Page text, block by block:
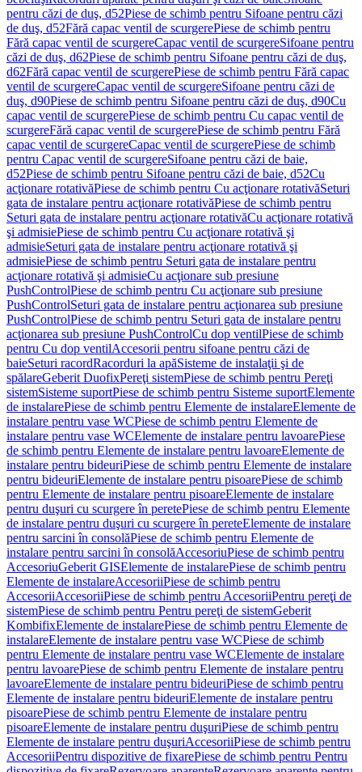
pentru căzi de duş, d52Piese de schimb pentru Sifoane pentru căzi
de duş, d52Fără capac ventil de scurgerePiese de schimb pentru
Fără capac ventil de scurgereCapac ventil de scurgereSifoane pentru
căzi de duş, d62Piese de schimb pentru Sifoane pentru căzi de duş,
d62Fără capac ventil de scurgerePiese de schimb pentru Fără capac
ventil de scurgereCapac ventil de scurgereSifoane pentru căzi de
duş, d90Piese de schimb pentru Sifoane pentru căzi de duş, d90Cu
capac ventil de scurgerePiese de schimb pentru Cu capac ventil de
scurgereFără capac ventil de scurgerePiese de schimb pentru Fără
capac ventil de scurgereCapac ventil de scurgerePiese de schimb
pentru Capac ventil de scurgereSifoane pentru căzi de baie,
d52Piese de schimb pentru Sifoane pentru căzi de baie, d52Cu
acţionare rotativăPiese de schimb pentru Cu acţionare rotativăSeturi
gata de instalare pentru acţionare rotativăPiese de schimb pentru
Seturi gata de instalare pentru acţionare rotativăCu acţionare rotativă
şi admisiePiese de schimb pentru Cu acţionare rotativă şi
admisieSeturi gata de instalare pentru acţionare rotativă şi
admisiePiese de schimb pentru Seturi gata de instalare pentru
acţionare rotativă şi admisieCu acţionare sub presiune
PushControlPiese de schimb pentru Cu acţionare sub presiune
PushControlSeturi gata de instalare pentru acţionarea sub presiune
PushControlPiese de schimb pentru Seturi gata de instalare pentru
acţionarea sub presiune PushControlCu dop ventilPiese de schimb
pentru Cu dop ventilAccesorii pentru sifoane pentru căzi de
baieSeturi racordRacorduri la apăSisteme de instalaţii şi de
spălareGeberit DuofixPereţi sistemPiese de schimb pentru Pereţi
sistemSisteme suportPiese de schimb pentru Sisteme suportElemente
de instalarePiese de schimb pentru Elemente de instalareElemente de
instalare pentru vase WCPiese de schimb pentru Elemente de
instalare pentru vase WCElemente de instalare pentru lavoarePiese
de schimb pentru Elemente de instalare pentru lavoareElemente de
instalare pentru bideuriPiese de schimb pentru Elemente de instalare
pentru bideuriElemente de instalare pentru pisoarePiese de schimb
pentru Elemente de instalare pentru pisoareElemente de instalare
pentru duşuri cu scurgere în peretePiese de schimb pentru Elemente
de instalare pentru duşuri cu scurgere în pereteElemente de instalare
pentru sarcini în consolăPiese de schimb pentru Elemente de
instalare pentru sarcini în consolăAccesoriuPiese de schimb pentru
AccesoriuGeberit GISElemente de instalarePiese de schimb pentru
Elemente de instalareAccesoriiPiese de schimb pentru
AccesoriiAccesoriiPiese de schimb pentru AccesoriiPentru pereţi de
sistemPiese de schimb pentru Pentru pereţi de sistemGeberit
KombifixElemente de instalarePiese de schimb pentru Elemente de
instalareElemente de instalare pentru vase WCPiese de schimb
pentru Elemente de instalare pentru vase WCElemente de instalare
pentru lavoarePiese de schimb pentru Elemente de instalare pentru
lavoareElemente de instalare pentru bideuriPiese de schimb pentru
Elemente de instalare pentru bideuriElemente de instalare pentru
pisoarePiese de schimb pentru Elemente de instalare pentru
pisoareElemente de instalare pentru duşuriPiese de schimb pentru
Elemente de instalare pentru duşuriAccesoriiPiese de schimb pentru
AccesoriiPentru dispozitive de fixarePiese de schimb pentru Pentru